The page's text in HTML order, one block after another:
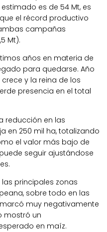
es de 54 Mt, es
el récord productivo
campañas
Mt).
años en materia de
para quedarse. Año
y la reina de los
presencia en el total
reducción en las
en 250 mil ha, totalizando
el valor más bajo de
seguir ajustándose
principales zonas
sobre todo en las
muy negativamente
mostró un
en maíz.